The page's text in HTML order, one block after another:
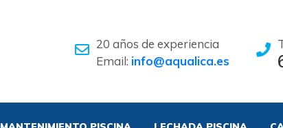
20 años de experiencia
Email: info@aqualica.es